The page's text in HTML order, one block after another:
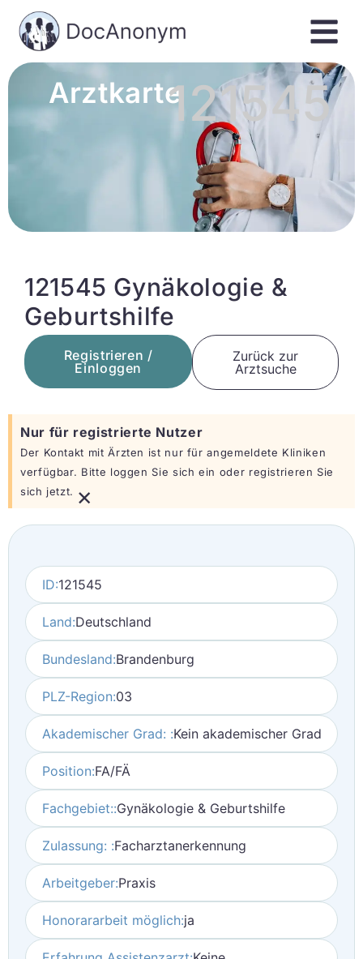
Arztkarte121545
121545 Gynäkologie &
Geburtshilfe
Registrieren /
Einloggen
Zurück zur
Arztsuche
Nur für registrierte Nutzer
Der Kontakt mit Ärzten ist nur für angemeldete Kliniken
verfügbar. Bitte loggen Sie sich ein oder registrieren Sie
sich jetzt. ×
ID:121545
Land:Deutschland
Bundesland:Brandenburg
PLZ-Region:03
Akademischer Grad: :Kein akademischer Grad
Position:FA/FÄ
Fachgebiet::Gynäkologie & Geburtshilfe
Zulassung: :Facharztanerkennung
Arbeitgeber:Praxis
Honorararbeit möglich:ja